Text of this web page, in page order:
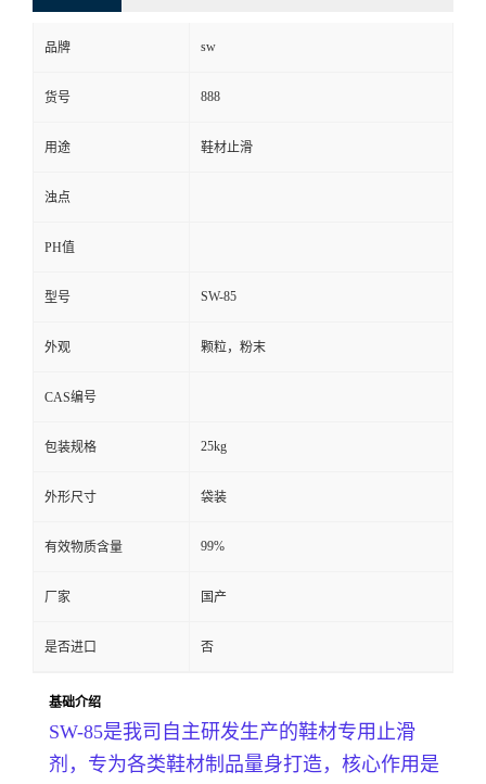
品牌 sw
货号 888
用途 鞋材止滑
浊点
PH值
型号 SW-85
外观 颗粒，粉末
CAS编号
包装规格 25kg
外形尺寸 袋装
有效物质含量 99%
厂家 国产
是否进口 否
基础介绍
SW-85是我司自主研发生产的鞋材专用止滑
剂，专为各类鞋材制品量身打造，核心作用是